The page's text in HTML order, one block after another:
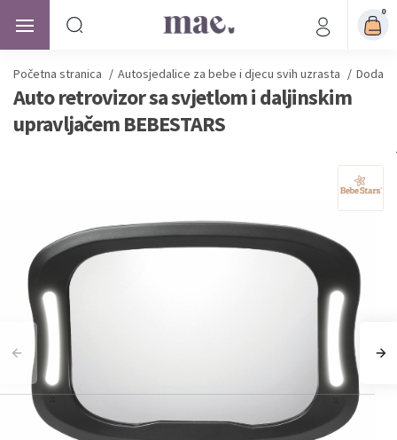
0
Početna stranica / Autosjedalice za bebe i djecu svih uzrasta /
Auto retrovizor sa svjetlom i daljinskim
upravljačem BEBESTARS